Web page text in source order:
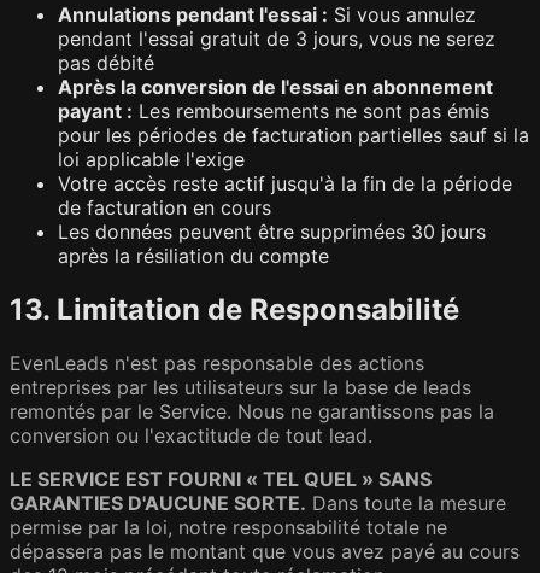
Annulations pendant l'essai : Si vous annulez
pendant l'essai gratuit de 3 jours, vous ne serez
pas débité
Après la conversion de l'essai en abonnement
payant : Les remboursements ne sont pas émis
pour les périodes de facturation partielles sauf si la
loi applicable l'exige
Votre accès reste actif jusqu'à la fin de la période
de facturation en cours
Les données peuvent être supprimées 30 jours
après la résiliation du compte
13. Limitation de Responsabilité
EvenLeads n'est pas responsable des actions
entreprises par les utilisateurs sur la base de leads
remontés par le Service. Nous ne garantissons pas la
conversion ou l'exactitude de tout lead.
LE SERVICE EST FOURNI « TEL QUEL » SANS
GARANTIES D'AUCUNE SORTE. Dans toute la mesure
permise par la loi, notre responsabilité totale ne
dépassera pas le montant que vous avez payé au cours